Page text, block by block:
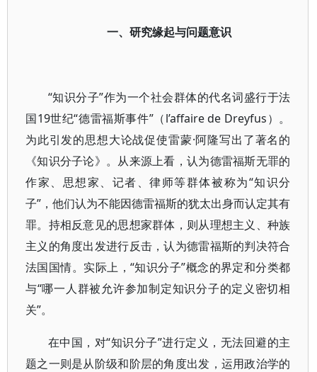
一、研究缘起与问题意识
“知识分子”作为一个社会群体的代名词盛行于法
国19世纪“德雷福斯事件”（l’affaire de Dreyfus）。
为此引发的思想大论战促使雷蒙·阿隆写出了著名的
《知识分子论》。从来源上看，认为德雷福斯无罪的
作家、思想家、记者、律师等群体被称为“知识分
子”，他们认为不能因德雷福斯的犹太出身而认定其有
罪。持相反意见的思想家群体，则从理想主义、种族
主义的角度出发进行反击，认为德雷福斯的判决符合
法国国情。实际上，“知识分子”概念的界定和分类都
与“哪一人群被允许参加制定知识分子的定义密切相
关”。
在中国，对“知识分子”进行定义，无法回避的主
题之一则是从阶级和阶层的角度出发，运用政治学的